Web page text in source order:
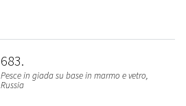
683
Pesce in giada su base in marmo e vetro,
Russia